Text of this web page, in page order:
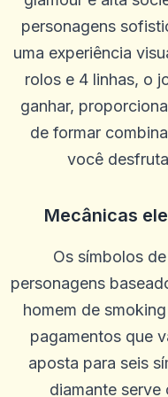
personagens
uma experiência
rolos e 4 linhas, o
ganhar,
de formar
você
Mecânicas
Os símbolos
personagens
homem de
pagamentos que
aposta para seis
diamante serve
estou jogando lá por alguns
0
R
2025-09-25 03:45:19
O serviço é rápido sem
Top
gratificantes, merece sua
sua reputação como uma
momento. Os jogos são
jogos de mesa e opções
Além disso, o processo de
me inscrevesse em
a ênfase deles nas
VIPSLOT chamou minha
depósito de 50 giros
valor de aposta fixa. É
depósito, e não pude